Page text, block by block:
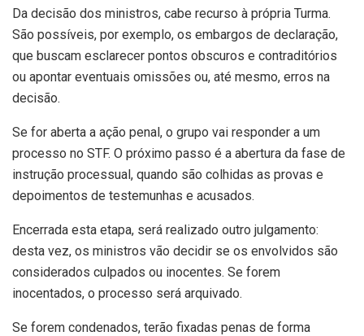
Da decisão dos ministros, cabe recurso à própria Turma.
São possíveis, por exemplo, os embargos de declaração,
que buscam esclarecer pontos obscuros e contraditórios
ou apontar eventuais omissões ou, até mesmo, erros na
decisão.
Se for aberta a ação penal, o grupo vai responder a um
processo no STF. O próximo passo é a abertura da fase de
instrução processual, quando são colhidas as provas e
depoimentos de testemunhas e acusados.
Encerrada esta etapa, será realizado outro julgamento:
desta vez, os ministros vão decidir se os envolvidos são
considerados culpados ou inocentes. Se forem
inocentados, o processo será arquivado.
Se forem condenados, terão fixadas penas de forma